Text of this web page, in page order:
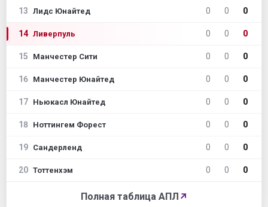
13 Лидс Юнайтед 0 0 0
14 Ливерпуль 0 0 0
15 Манчестер Сити 0 0 0
16 Манчестер Юнайтед 0 0 0
17 Ньюкасл Юнайтед 0 0 0
18 Ноттингем Форест 0 0 0
19 Сандерленд 0 0 0
20 Тоттенхэм 0 0 0
Полная таблица АПЛ ↗